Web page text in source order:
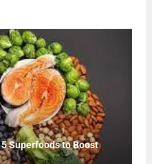
Superfoods to Boost